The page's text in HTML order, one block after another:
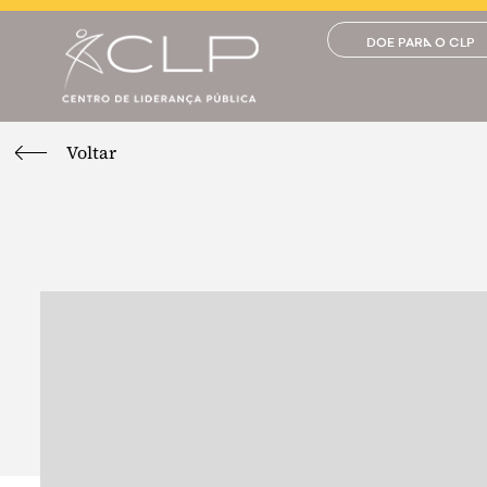
DOE PARA O CLP
Voltar